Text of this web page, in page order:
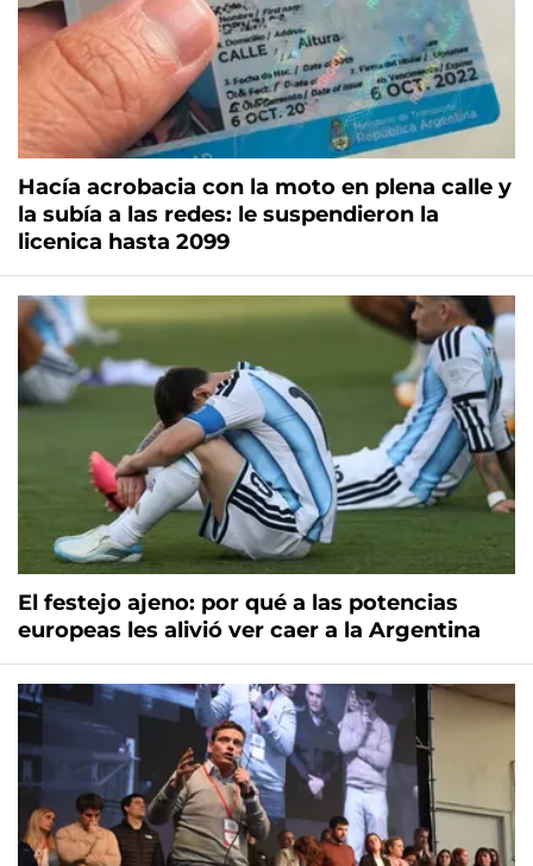
Hacía acrobacia con la moto en plena calle y
la subía a las redes: le suspendieron la
licenica hasta 2099
El festejo ajeno: por qué a las potencias
europeas les alivió ver caer a la Argentina